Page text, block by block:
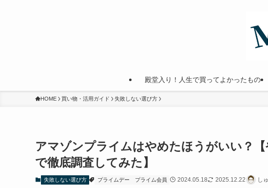
殿堂入り！人生で買ってよかったもの
HOME 買い物・活用ガイド 失敗しない選び方
アマゾンプライムはやめたほうがいい？
で徹底調査してみた】
失敗しない選び方 プライムデー プライム会員 2024.05.18 2025.12.22 し